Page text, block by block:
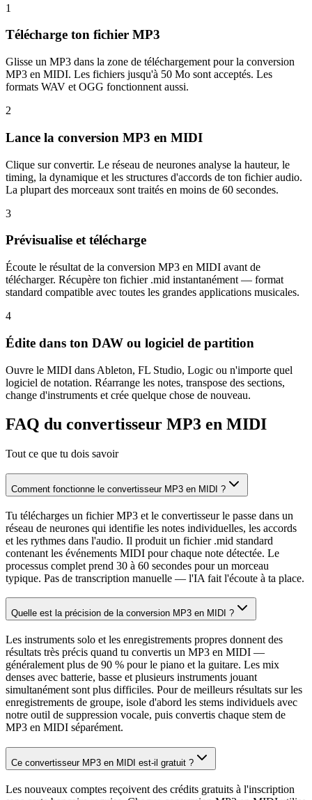
1
Télécharge ton fichier MP3
Glisse un MP3 dans la zone de téléchargement pour la conversion
MP3 en MIDI. Les fichiers jusqu'à 50 Mo sont acceptés. Les
formats WAV et OGG fonctionnent aussi.
2
Lance la conversion MP3 en MIDI
Clique sur convertir. Le réseau de neurones analyse la hauteur, le
timing, la dynamique et les structures d'accords de ton fichier audio.
La plupart des morceaux sont traités en moins de 60 secondes.
3
Prévisualise et télécharge
Écoute le résultat de la conversion MP3 en MIDI avant de
télécharger. Récupère ton fichier .mid instantanément — format
standard compatible avec toutes les grandes applications musicales.
4
Édite dans ton DAW ou logiciel de partition
Ouvre le MIDI dans Ableton, FL Studio, Logic ou n'importe quel
logiciel de notation. Réarrange les notes, transpose des sections,
change d'instruments et crée quelque chose de nouveau.
FAQ du convertisseur MP3 en MIDI
Tout ce que tu dois savoir
Comment fonctionne le convertisseur MP3 en MIDI ?
Tu télécharges un fichier MP3 et le convertisseur le passe dans un
réseau de neurones qui identifie les notes individuelles, les accords
et les rythmes dans l'audio. Il produit un fichier .mid standard
contenant les événements MIDI pour chaque note détectée. Le
processus complet prend 30 à 60 secondes pour un morceau
typique. Pas de transcription manuelle — l'IA fait l'écoute à ta place.
Quelle est la précision de la conversion MP3 en MIDI ?
Les instruments solo et les enregistrements propres donnent des
résultats très précis quand tu convertis un MP3 en MIDI —
généralement plus de 90 % pour le piano et la guitare. Les mix
denses avec batterie, basse et plusieurs instruments jouant
simultanément sont plus difficiles. Pour de meilleurs résultats sur les
enregistrements de groupe, isole d'abord les stems individuels avec
notre outil de suppression vocale, puis convertis chaque stem de
MP3 en MIDI séparément.
Ce convertisseur MP3 en MIDI est-il gratuit ?
Les nouveaux comptes reçoivent des crédits gratuits à l'inscription